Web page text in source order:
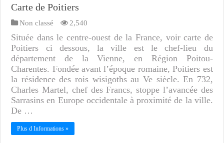
Carte de Poitiers
Non classé 2,540
Située dans le centre-ouest de la France, voir carte de
Poitiers ci dessous, la ville est le chef-lieu du
département de la Vienne, en Région Poitou-
Charentes. Fondée avant l’époque romaine, Poitiers est
la résidence des rois wisigoths au Ve siècle. En 732,
Charles Martel, chef des Francs, stoppe l’avancée des
Sarrasins en Europe occidentale à proximité de la ville.
De …
Plus d Informations »